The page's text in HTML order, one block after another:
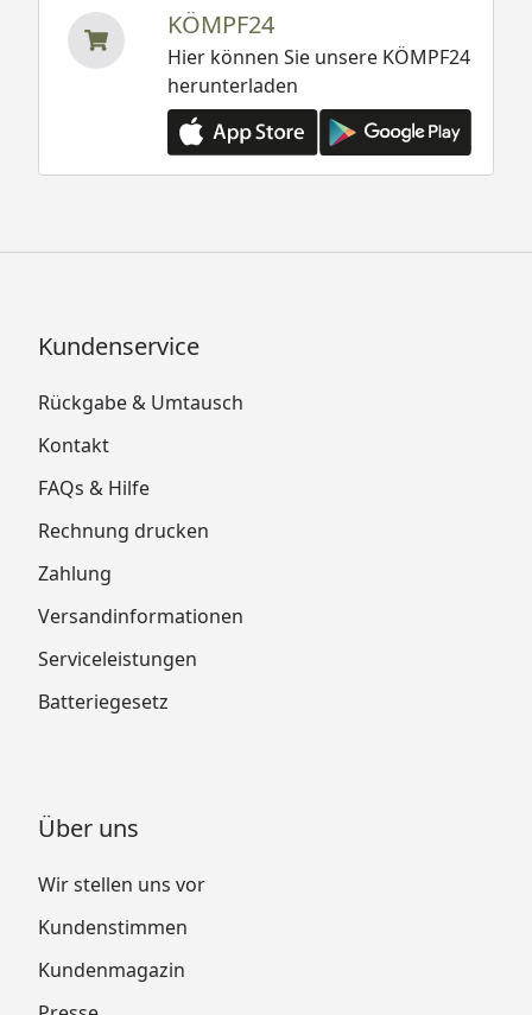
KÖMPF24
Hier können Sie unsere KÖMPF24
herunterladen
Kundenservice
Rückgabe & Umtausch
Kontakt
FAQs & Hilfe
Rechnung drucken
Zahlung
Versandinformationen
Serviceleistungen
Batteriegesetz
Über uns
Wir stellen uns vor
Kundenstimmen
Kundenmagazin